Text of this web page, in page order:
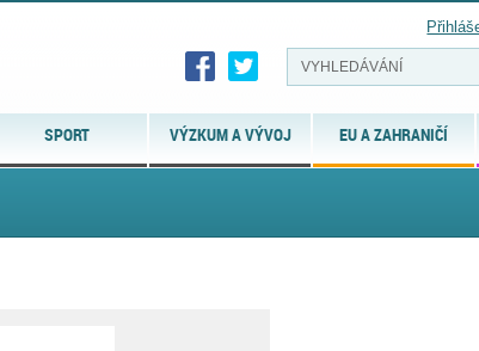
SPORT VÝZKUM A VÝVOJ EU A ZAHRANIČÍ